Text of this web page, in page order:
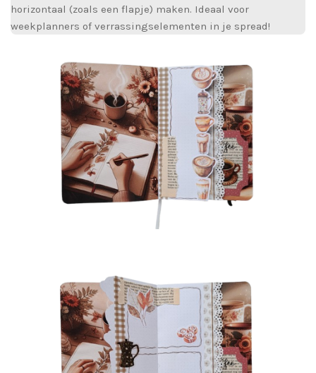
horizontaal (zoals een flapje) maken. Ideaal voor
weekplanners of verrassingselementen in je spread!